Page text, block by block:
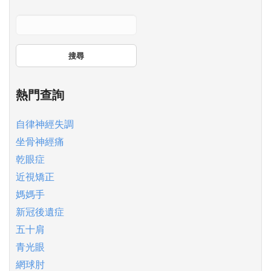
搜尋
熱門查詢
自律神經失調
坐骨神經痛
乾眼症
近視矯正
媽媽手
新冠後遺症
五十肩
青光眼
網球肘